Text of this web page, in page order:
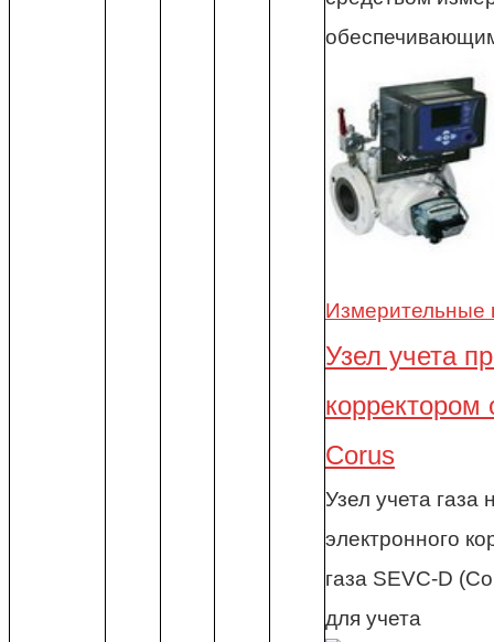
Измерительные
Узел учета
корректором
Corus
Узел учета газа
электронного
газа SEVC-D
для учета